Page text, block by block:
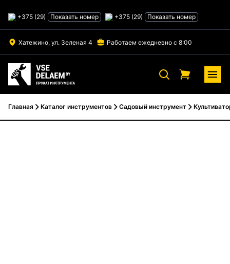
content
+375 (29) Показать номер +375 (29) Показать номер
Хатежино, ул. Зеленая 4 Работаем ежедневно с 8:00
Главная Каталог инструментов Садовый инструмент